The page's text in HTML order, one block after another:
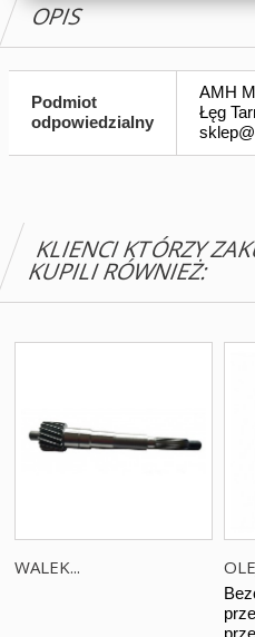
OPIS
Podmiot
odpowiedzialny
AMH
Łęg
KLIENCI KTÓRZY
KUPILI RÓWNIEŻ:
WALEK...